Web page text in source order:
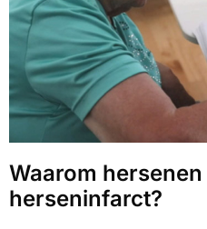
Waarom
herseninfarct?